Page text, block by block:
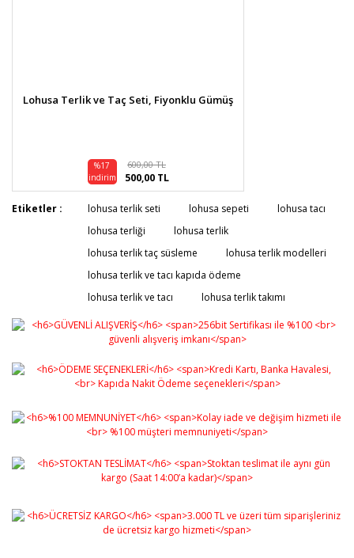
Lohusa Terlik ve Taç Seti, Fiyonklu Gümüş
%17
indirim
600,00 TL
500,00 TL
Etiketler : lohusa terlik seti lohusa sepeti
lohusa tacı
lohusa terliği
lohusa terlik
lohusa terlik taç süsleme
lohusa terlik modelleri
lohusa terlik ve tacı kapıda ödeme
lohusa terlik ve tacı
lohusa terlik takımı